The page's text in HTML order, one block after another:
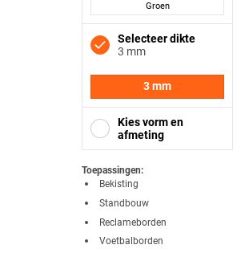
Groen
Selecteer dikte
3 mm
3 mm
Kies vorm en
afmeting
Vierkant
Toepassingen:
Bekisting
Standbouw
Reclameborden
Voetbalborden